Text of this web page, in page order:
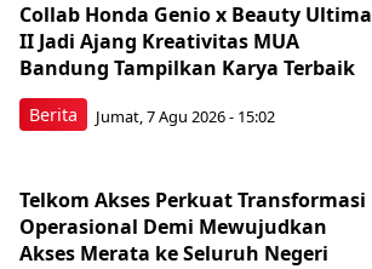
Berita
Collab Honda Genio x Beauty Ultima
II Jadi Ajang Kreativitas MUA
Bandung Tampilkan Karya Terbaik
Jumat, 7 Agu 2026 - 15:02
Telkom Akses Perkuat Transformasi
Operasional Demi Mewujudkan
Akses Merata ke Seluruh Negeri